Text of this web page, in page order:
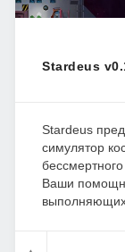
Stardeus
Stardeus
симулятор
Ваши
выполняющих